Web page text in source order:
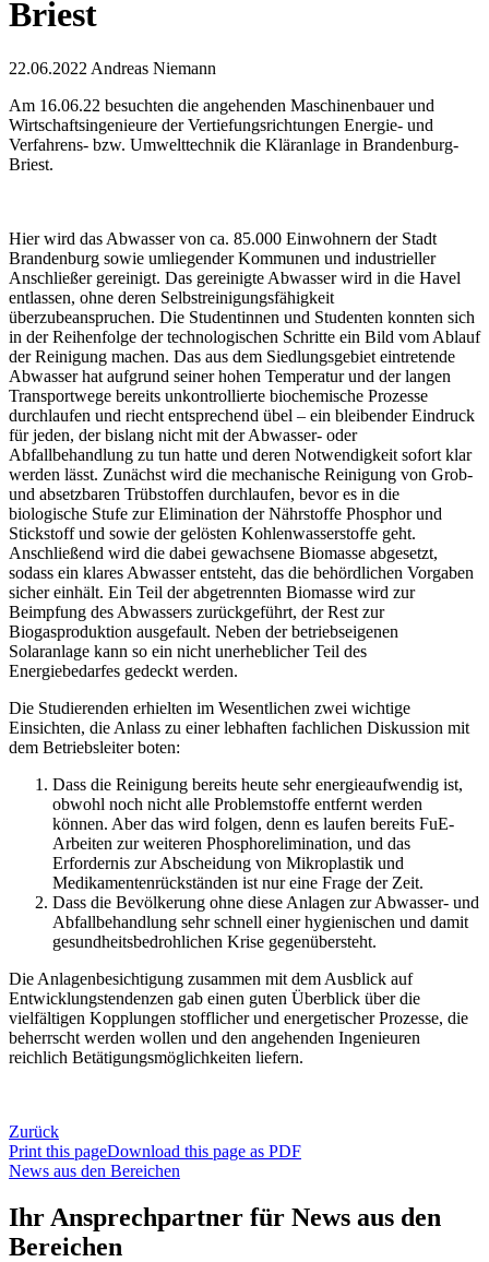
Briest
22.06.2022 Andreas Niemann
Am 16.06.22 besuchten die angehenden Maschinenbauer und
Wirtschaftsingenieure der Vertiefungsrichtungen Energie- und
Verfahrens- bzw. Umwelttechnik die Kläranlage in Brandenburg-
Briest.
Hier wird das Abwasser von ca. 85.000 Einwohnern der Stadt
Brandenburg sowie umliegender Kommunen und industrieller
Anschließer gereinigt. Das gereinigte Abwasser wird in die Havel
entlassen, ohne deren Selbstreinigungsfähigkeit
überzubeanspruchen. Die Studentinnen und Studenten konnten sich
in der Reihenfolge der technologischen Schritte ein Bild vom Ablauf
der Reinigung machen. Das aus dem Siedlungsgebiet eintretende
Abwasser hat aufgrund seiner hohen Temperatur und der langen
Transportwege bereits unkontrollierte biochemische Prozesse
durchlaufen und riecht entsprechend übel – ein bleibender Eindruck
für jeden, der bislang nicht mit der Abwasser- oder
Abfallbehandlung zu tun hatte und deren Notwendigkeit sofort klar
werden lässt. Zunächst wird die mechanische Reinigung von Grob-
und absetzbaren Trübstoffen durchlaufen, bevor es in die
biologische Stufe zur Elimination der Nährstoffe Phosphor und
Stickstoff und sowie der gelösten Kohlenwasserstoffe geht.
Anschließend wird die dabei gewachsene Biomasse abgesetzt,
sodass ein klares Abwasser entsteht, das die behördlichen Vorgaben
sicher einhält. Ein Teil der abgetrennten Biomasse wird zur
Beimpfung des Abwassers zurückgeführt, der Rest zur
Biogasproduktion ausgefault. Neben der betriebseigenen
Solaranlage kann so ein nicht unerheblicher Teil des
Energiebedarfes gedeckt werden.
Die Studierenden erhielten im Wesentlichen zwei wichtige
Einsichten, die Anlass zu einer lebhaften fachlichen Diskussion mit
dem Betriebsleiter boten:
Dass die Reinigung bereits heute sehr energieaufwendig ist,
obwohl noch nicht alle Problemstoffe entfernt werden
können. Aber das wird folgen, denn es laufen bereits FuE-
Arbeiten zur weiteren Phosphorelimination, und das
Erfordernis zur Abscheidung von Mikroplastik und
Medikamentenrückständen ist nur eine Frage der Zeit.
Dass die Bevölkerung ohne diese Anlagen zur Abwasser- und
Abfallbehandlung sehr schnell einer hygienischen und damit
gesundheitsbedrohlichen Krise gegenübersteht.
Die Anlagenbesichtigung zusammen mit dem Ausblick auf
Entwicklungstendenzen gab einen guten Überblick über die
vielfältigen Kopplungen stofflicher und energetischer Prozesse, die
beherrscht werden wollen und den angehenden Ingenieuren
reichlich Betätigungsmöglichkeiten liefern.
Zurück
Print this pageDownload this page as PDF
News aus den Bereichen
Ihr Ansprechpartner für News aus den
Bereichen